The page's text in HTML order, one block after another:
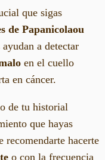
que sigas
de Papanicolaou
a detectar
en el cuello
en cáncer.
de tu historial
que hayas
recomendarte hacerte
o con la frecuencia